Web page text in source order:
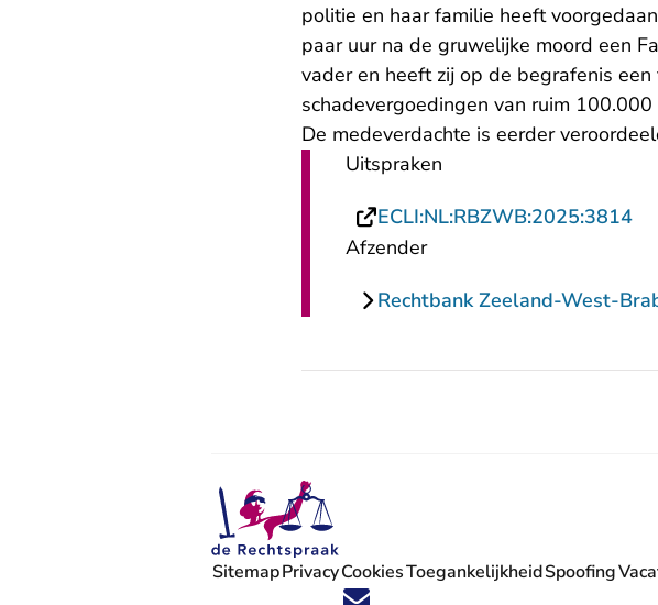
politie en haar familie heeft
paar uur na de gruwelijke moord een
vader en heeft zij op de begrafenis
schadevergoedingen van ruim
De medeverdachte is eerder
Uitspraken
ECLI:NL:RBZWB:2025:3814-
Afzender
Rechtbank Zeeland-West-
Volg ons op X (Twitter) - U verlaat Rechtspraak.nl
Volg ons op Facebook - U verlaat Rechtspraak.nl
Volg ons op Instagram - U verlaat Rechtspraak.nl
Volg ons op Youtube - U verlaat Rechtspraak.nl
Volg ons op LinkedIn - U verlaat
'Blijf op de hoogte' nieuwsbrief - U
SitemapPrivacyCookiesToegankelijkheidSpoofing - U